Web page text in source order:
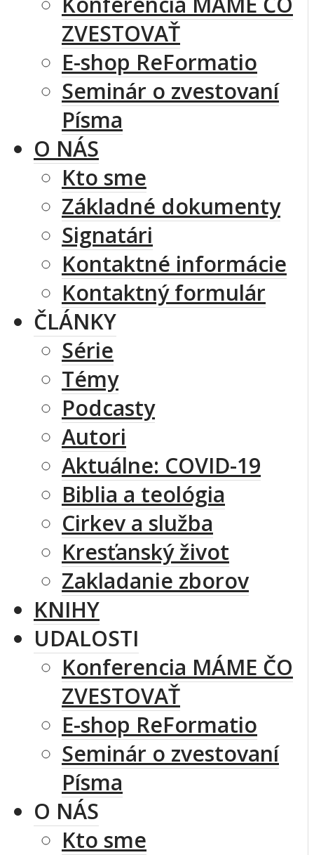
ZVESTOVAŤ
E-shop ReFormatio
Seminár o zvestovaní
Písma
O NÁS
Kto sme
Základné dokumenty
Signatári
Kontaktné informácie
Kontaktný formulár
ČLÁNKY
Série
Témy
Podcasty
Autori
Aktuálne: COVID-19
Biblia a teológia
Cirkev a služba
Kresťanský život
Zakladanie zborov
KNIHY
UDALOSTI
Konferencia MÁME ČO
ZVESTOVAŤ
E-shop ReFormatio
Seminár o zvestovaní
Písma
O NÁS
Kto sme